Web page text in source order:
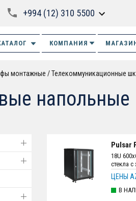
+994 (12) 310 5500
КОМПАНИЯ
монтажные Телекоммуникационные
напольные
Pulsar
18U
стекла
с
; В
сборка.
ЦЕНЫ
В